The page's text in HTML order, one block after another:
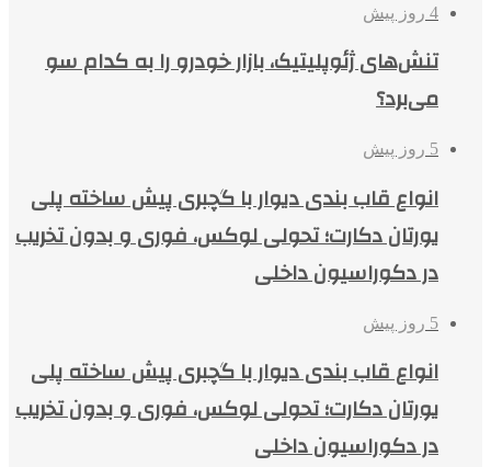
4 روز پیش
تنش‌های ژئوپلیتیک، بازار خودرو را به کدام سو
می‌برد؟
5 روز پیش
انواع قاب بندی دیوار با گچبری پیش ساخته پلی
یورتان دکارت؛ تحولی لوکس، فوری و بدون تخریب
در دکوراسیون داخلی
5 روز پیش
انواع قاب بندی دیوار با گچبری پیش ساخته پلی
یورتان دکارت؛ تحولی لوکس، فوری و بدون تخریب
در دکوراسیون داخلی